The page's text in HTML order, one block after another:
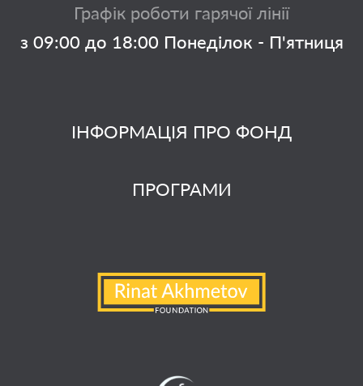
ІНФОРМАЦІЯ ПРО ФОНД
ПРОГРАМИ
Графік роботи гарячої лінії
з 09:00 до 18:00 Понеділок - П'ятниця